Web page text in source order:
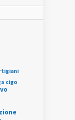
cigo